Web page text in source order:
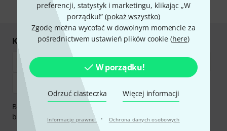
preferencji, statystyk i marketingu, klikając „W
porządku!” (pokaż wszystko)
Zgodę można wycofać w dowolnym momencie za
pośrednictwem ustawień plików cookie (here)
W porządku!
Odrzuć ciasteczka Więcej informacji
Informacje prawne · Ochrona danych osobowych
* Wymagany
Kupuj i płać bezpiecznie
Bezpieczna płatność przez Za pobraniem, Przelew
bankowy, PayPal, Blik lub Karta kredytowa.